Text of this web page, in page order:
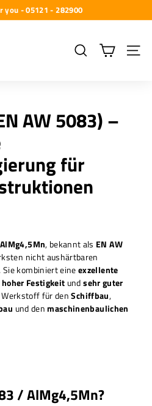
you - 05121 - 282900
Search Site
AW 5083) –
für
AlMg4,5Mn, bekannt als EN AW
nicht aushärtbaren
Sie kombiniert eineexzellente
hoher Festigkeit undsehr guter
für denSchiffbau,
und denmaschinenbaulichen
/ AlMg4,5Mn?